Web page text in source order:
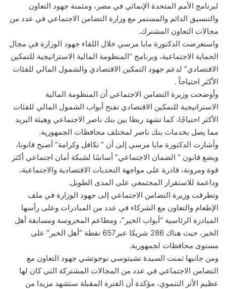
لبرنامج الأمم المتحدة الإنمائي في مصر، ومثمنة جهود التعاون
والتنسيق الدائم والمستمر مع وزارة التضامن الاجتماعي في عدد من
مجالات التعاون المشترك.
واستعرضت الدكتورة مايا مرسي خلال اللقاء جهود الوزارة في مجال
الحماية الاجتماعية، وبرنامج “المنظومة المالية الاستراتيجية للتمكين
الاقتصادي” لدعم جهود التمكين الاقتصادي والشمول المالي للفئات
الأكثر احتياجاً .
وأوضحت وزيرة التضامن الاجتماعي أن المنظومة المالية
الاستراتيجية للتمكين الاقتصادي تفتح أبواب الشمول المالي للفئات
الأكثر احتياجًا، كما تشهد ربطا بين بنك ناصر الاجتماعي وهيئة البريد
مما يصل بخدمات بنك ناصر لمختلف محافظات الجمهورية.
وأشارت الدكتورة مايا مرسي إلى أن ” تكافل وكرامة” أصبح قانونا،
ويضع قانون ” الضمان الاجتماعي” أساسًا لشبكة أمان اجتماعي أكثر
قوة ومرونة، قادرة على مواجهة التحديات الاقتصادية والاجتماعية،
وداعمة للاستقرار المجتمعي على المدى الطويل.
وتطرقت وزيرة التضامن الاجتماعي إلى جهود الوزارة في ملف
الإطعام والتعاون مع الشركاء في عدد من المبادرات وعلى رأسها
المبادرة الرئاسية “أبواب الخير”، ومطاعم المحروسة ومسابقة أهل
الخير، حيث هناك 286 شريكا عبر657 نقطة “أهل الخير” على
مستوى محافظات لجمهورية.
ومن جانبها ثمنت السيدة تشيتوسي نوجوتشي جهود التعاون مع
التضامن الاجتماعي في عدد من المجالات المشتركة التي كان لها
عظيم الأثر التنموي، مؤكدة أن الفترة المقبلة ستشهد مزيدا من